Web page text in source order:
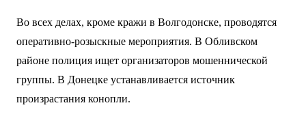
Во всех делах, кроме кражи в Волгодонске, проводятся
оперативно-розыскные мероприятия. В Обливском
районе полиция ищет организаторов мошеннической
группы. В Донецке устанавливается источник
произрастания конопли.